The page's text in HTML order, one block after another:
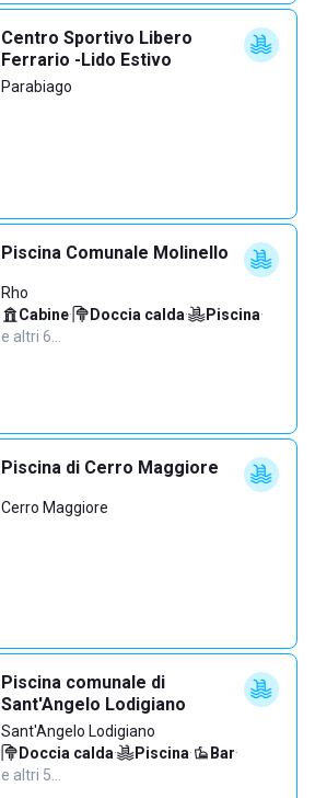
Centro Sportivo Libero
Ferrario -Lido Estivo
Parabiago
Piscina Comunale Molinello
Rho
Cabine· Doccia calda· Piscina·
e altri 6…
Piscina di Cerro Maggiore
Cerro Maggiore
Piscina comunale di
Sant'Angelo Lodigiano
Sant'Angelo Lodigiano
Doccia calda· Piscina· Bar·
e altri 5…